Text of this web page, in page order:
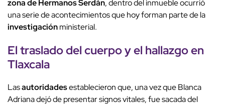
zona de Hermanos Serdán, dentro del inmueble ocurrió
una serie de acontecimientos que hoy forman parte de la
investigaciónministerial.
El traslado delcuerpoy el hallazgo en
Tlaxcala
Lasautoridadesestablecieron que, una vez que Blanca
Adriana dejó de presentar signos vitales, fue sacada del